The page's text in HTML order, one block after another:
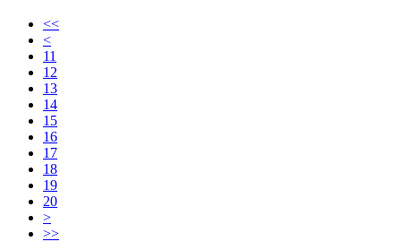
<<
<
11
12
13
14
15
16
17
18
19
20
>
>>